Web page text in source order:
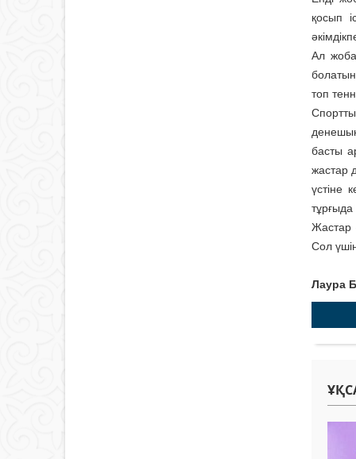
қосып
Ал
топ
басты
жастар
үстіне
Жастар
Сол
Лаура